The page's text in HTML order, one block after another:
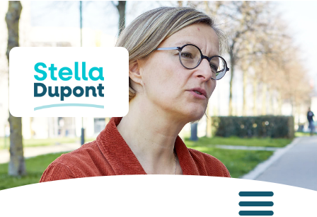
Panneau de gestion des cookies